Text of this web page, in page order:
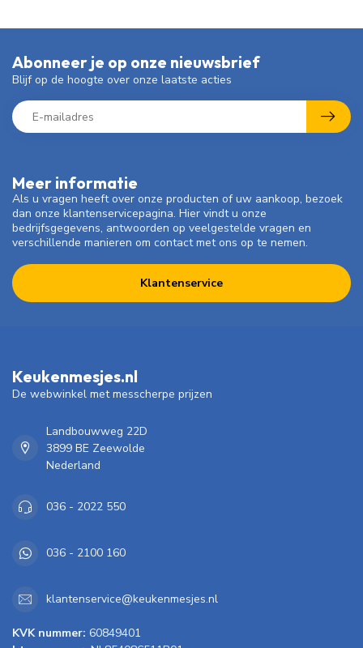
Meer informatie
Als u vragen heeft over onze producten of uw aankoop, bezoek
dan onze klantenservicepagina. Hier vindt u onze
bedrijfsgegevens, antwoorden op veelgestelde vragen en
verschillende manieren om contact met ons op te nemen.
Klantenservice
Abonneer je op onze nieuwsbrief
Blijf op de hoogte over onze laatste acties
Keukenmesjes.nl
De webwinkel met messcherpe prijzen
Landbouwweg 22D
3899 BE Zeewolde
Nederland
036 - 2022 550
036 - 2100 160
klantenservice@keukenmesjes.nl
KVK nummer: 60849401